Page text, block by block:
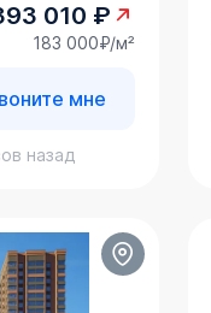
010 ₽
183 000₽/м²
мне
назад